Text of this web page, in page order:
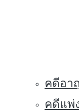
คดีอา
คดีแพ่